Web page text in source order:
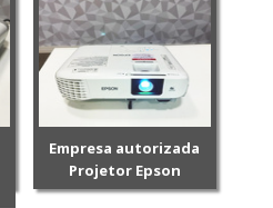
Empresa autorizada
Projetor Epson